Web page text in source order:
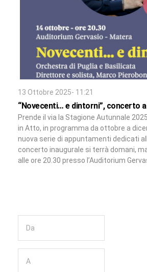
13 Ottobre 2025- 11:21
“Novecenti… e dintorni”, concerto
Prende il via la Stagione Autunnale
in Atto, in programma da ottobre a
nuova serie di appuntamenti dedicati
concerto inaugurale si terrà domani,
alle ore 20.30 presso l’Auditorium